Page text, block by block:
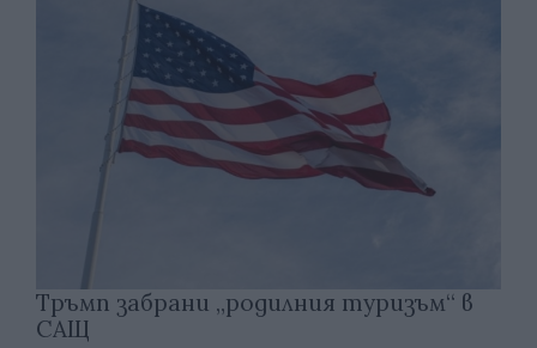
Тръмп забрани „родилния туризъм“ в
САЩ